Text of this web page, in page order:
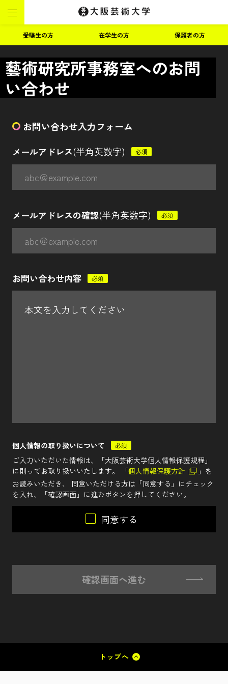
受験生の方 在学生の方 保護者の方
藝術研究所事務室へのお問
い合わせ
お問い合わせ入力フォーム
メールアドレス(半角英数字) 必須
メールアドレスの確認(半角英数字) 必須
お問い合わせ内容 必須
個人情報の取り扱いについて 必須
ご入力いただいた情報は、「大阪芸術大学個人情報保護規程」
に則ってお取り扱いいたします。 「個人情報保護方針
」を
お読みいただき、 同意いただける方は「同意する」にチェック
を入れ、「確認画面」に進むボタンを押してください。
同意する
確認画面へ進む
トップへ